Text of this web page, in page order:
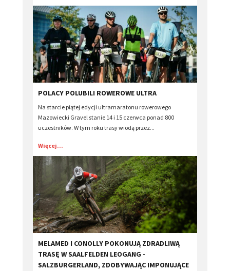
​POLACY POLUBILI ROWEROWE ULTRA
Na starcie piątej edycji ultramaratonu rowerowego
Mazowiecki Gravel stanie 14 i 15 czerwca ponad 800
uczestników. W tym roku trasy wiodą przez...
Więcej...
MELAMED I CONOLLY POKONUJĄ ZDRADLIWĄ
TRASĘ W SAALFELDEN LEOGANG -
SALZBURGERLAND, ZDOBYWAJĄC IMPONUJĄCE